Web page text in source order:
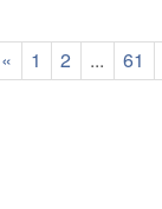
« 1 2 ... 61